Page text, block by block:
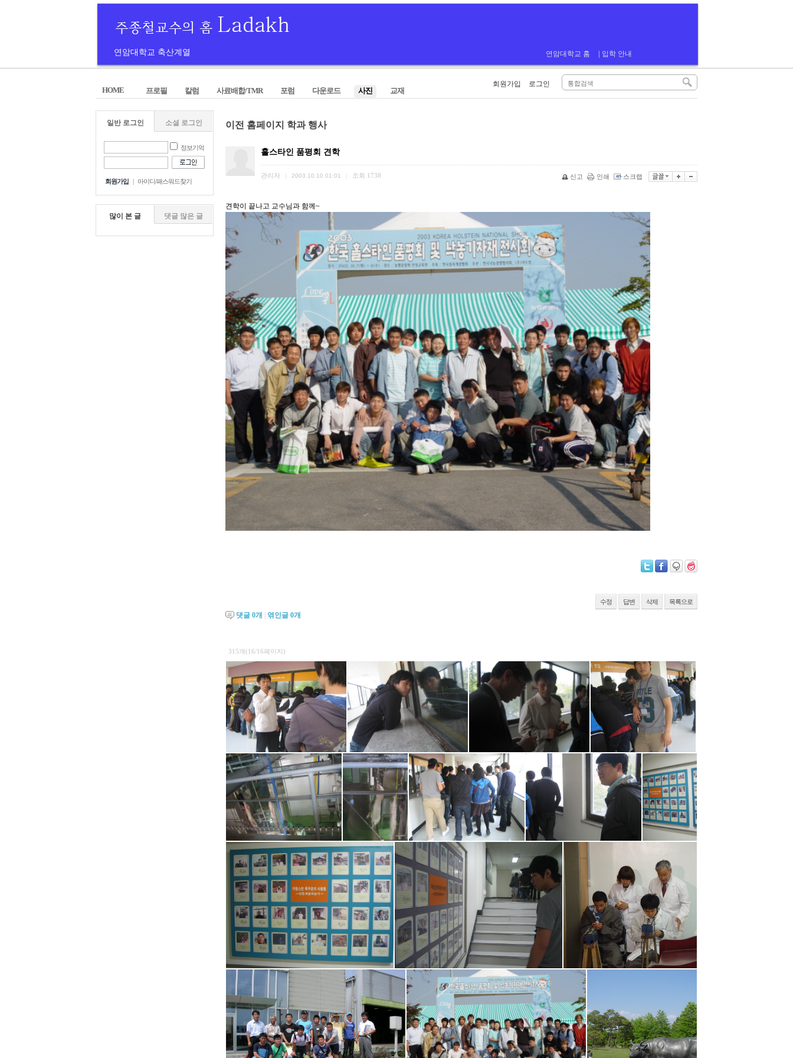
연암대학교 축산계열 연암대학교 홈 입학 안내
회원가입 로그인
HOME 프로필 칼럼 사료배합/TMR 포럼 다운로드 사진 교재
일반 로그인 소셜 로그인
정보기억
회원가입 | 아이디/패스워드찾기
많이 본 글 댓글 많은 글
이전 홈페이지 학과 행사
홀스타인 품평회 견학
관리자 2003.10.10 01:01 조회 1738 신고 인쇄 스크랩
견학이 끝나고 교수님과 함께~
수정 답변 삭제 목록으로
댓글 0개 엮인글 0개
315개(16/16페이지)